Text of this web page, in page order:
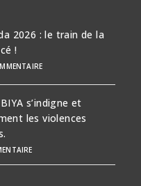
2026 : le train de la
!
s’indigne et
les violences